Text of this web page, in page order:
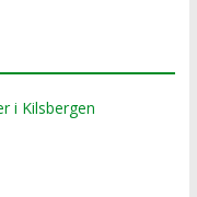
i Kilsbergen